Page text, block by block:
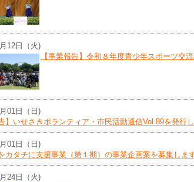
12日（火)
【事業報告】令和８年度青少年スポーツ交
01日（日)
】いせさきボランティア・市民活動通信Vol.89を発行
01日（日)
カタチに支援事業（第１期）の事業企画案を募集しま
24日（火)